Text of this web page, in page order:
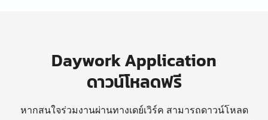
Daywork Application
ดาวน์โหลดฟรี
หากสนใจร่วมงานผ่านทางเดย์เวิร์ค สามารถดาวน์โหลด